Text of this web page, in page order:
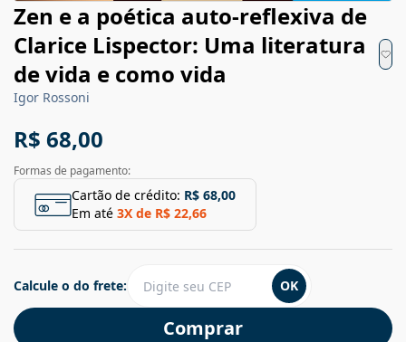
Zen e a poética auto-reflexiva de
Clarice Lispector: Uma literatura
de vida e como vida
Igor Rossoni
R$ 68,00
Formas de pagamento:
Cartão de crédito: R$ 68,00
Em até 3X de R$ 22,66
Comprar
Calcule o do frete: OK